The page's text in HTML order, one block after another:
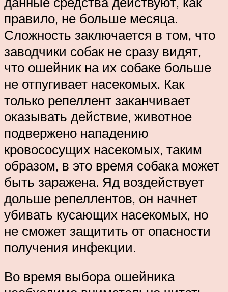
правило, не больше месяца.
Сложность заключается в том, что
заводчики собак не сразу видят,
что ошейник на их собаке больше
не отпугивает насекомых. Как
только репеллент заканчивает
оказывать действие, животное
подвержено нападению
кровососущих насекомых, таким
образом, в это время собака может
быть заражена. Яд воздействует
дольше репеллентов, он начнет
убивать кусающих насекомых, но
не сможет защитить от опасности
получения инфекции.
Во время выбора ошейника